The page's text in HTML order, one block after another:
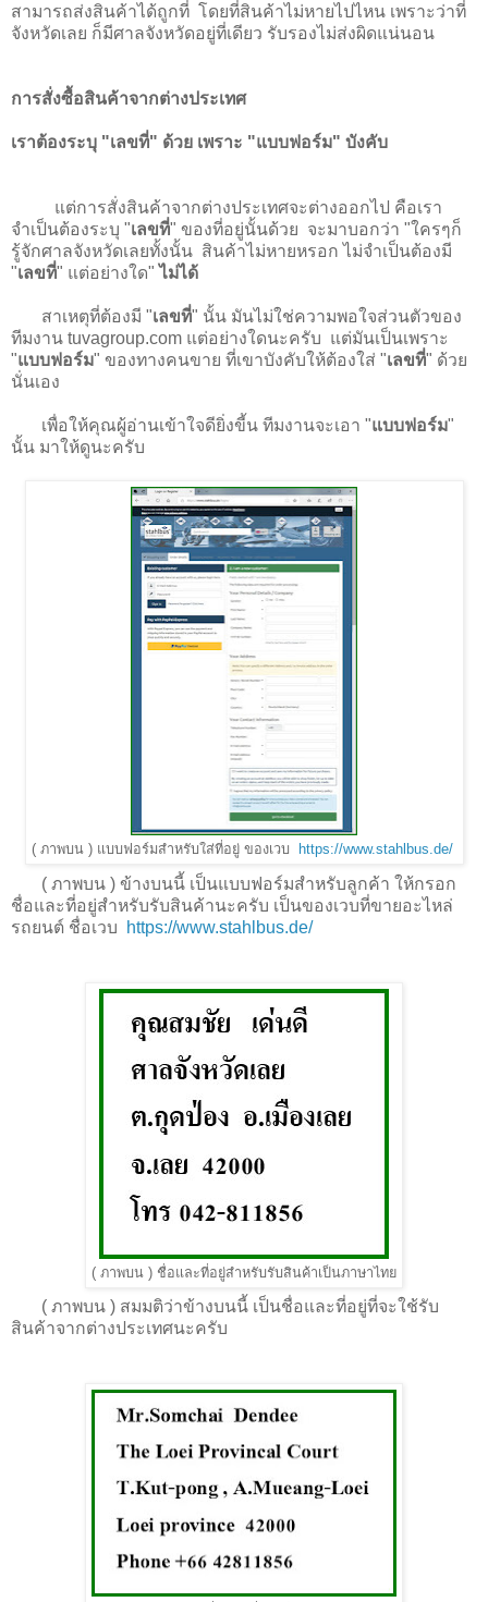
สามารถส่งสินค้าได้ถูกที่ โดยที่สินค้าไม่หายไปไหน เพราะว่าที่
จังหวัดเลย ก็มีศาลจังหวัดอยู่ที่เดียว รับรองไม่ส่งผิดแน่นอน
การสั่งซื้อสินค้าจากต่างประเทศ
เราต้องระบุ "เลขที่" ด้วย เพราะ "แบบฟอร์ม" บังคับ
แต่การสั่งสินค้าจากต่างประเทศจะต่างออกไป คือเรา
จำเป็นต้องระบุ "เลขที่" ของที่อยู่นั้นด้วย จะมาบอกว่า "ใครๆก็
รู้จักศาลจังหวัดเลยทั้งนั้น สินค้าไม่หายหรอก ไม่จำเป็นต้องมี
"เลขที่" แต่อย่างใด"ไม่ได้
สาเหตุที่ต้องมี "เลขที่" นั้น มันไม่ใช่ความพอใจส่วนตัวของ
ทีมงาน tuvagroup.com แต่อย่างใดนะครับ แต่มันเป็นเพราะ
"แบบฟอร์ม" ของทางคนขาย ที่เขาบังคับให้ต้องใส่ "เลขที่" ด้วย
นั่นเอง
เพื่อให้คุณผู้อ่านเข้าใจดียิ่งขี้น ทีมงานจะเอา "แบบฟอร์ม"
นั้น มาให้ดูนะครับ
( ภาพบน)แบบฟอร์มสำหรับใส่ที่อยู่ ของเวบ https://www.stahlbus.de/
( ภาพบน ) ข้างบนนี้ เป็นแบบฟอร์มสำหรับลูกค้า ให้กรอก
ชื่อและที่อยู่สำหรับรับสินค้านะครับ เป็นของเวบที่ขายอะไหล่
รถยนต์ ชื่อเวบ
https://www.stahlbus.de/
( ภาพบน ) ชื่อและที่อยู่สำหรับรับสินค้าเป็นภาษาไทย
( ภาพบน ) สมมติว่าข้างบนนี้ เป็นชื่อและที่อยู่ที่จะใช้รับ
สินค้าจากต่างประเทศนะครับ